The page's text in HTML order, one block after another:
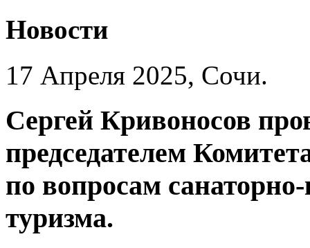
Новости
17 Апреля 2025, Сочи.
Сергей Кривоносов
председателем
по вопросам
туризма.